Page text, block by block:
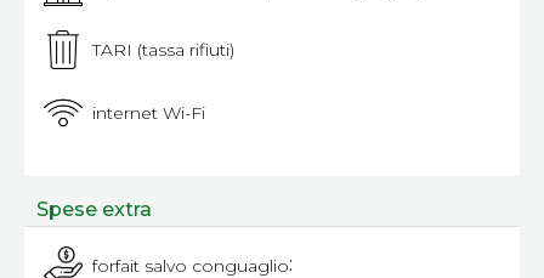
TARI (tassa rifiuti)
internet Wi-Fi
Spese extra
forfait salvo conguaglio: